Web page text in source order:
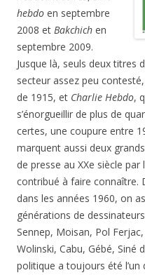
hebdo en septembre
2008 et Bakchich en
septembre 2009.
Jusque là, seuls deux titres
secteur assez peu
de 1915, et Charlie Hebdo,
s’énorgueillir de plus de
certes, une coupure entre
marquent aussi deux
de presse au XXe siècle
contribué à faire connaître.
dans les années 1960, on
générations de
Sennep, Moisan, Pol
Wolinski, Cabu, Gébé, Siné
politique a toujours été